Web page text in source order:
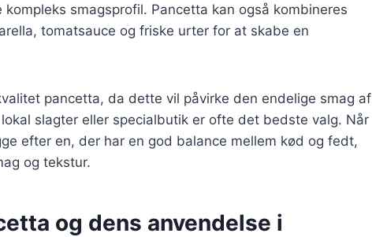
smagsprofil. Pancetta kan også kombineres
tomatsauce og friske urter for at skabe en
pancetta, da dette vil påvirke den endelige smag af
slagter eller specialbutik er ofte det bedste valg. Når
efter en, der har en god balance mellem kød og fedt,
og tekstur.
og dens anvendelse i